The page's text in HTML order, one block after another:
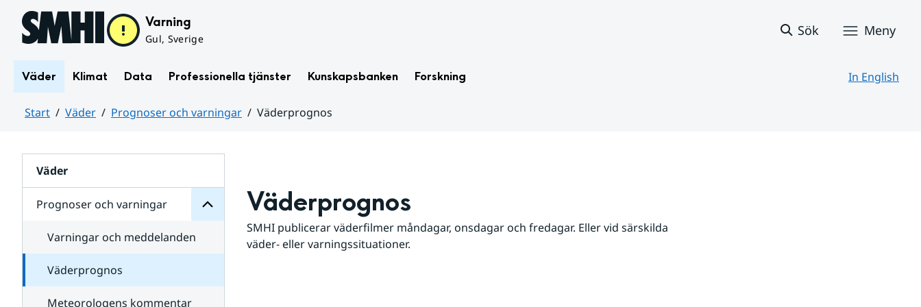
Hoppa till sidans innehåll Varning
Gul, Sverige
Sök Meny
Väder Klimat Data Professionella tjänster Kunskapsbanken Forskning In English
Start Väder Prognoser och varningar
Väderprognos
Väder
Prognoser och varningar
för
varningar
Varningar och meddelanden
Väderprognos
Meteorologens kommentar
Väderprognos
SMHI publicerar väderfilmer måndagar, onsdagar och fredagar. Eller vid särskilda
väder- eller varningssituationer.